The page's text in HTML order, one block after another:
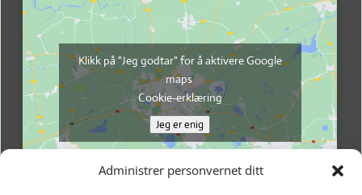
Administrer personvernet ditt
Klikk på "Jeg godtar" for å aktivere Google
maps
Cookie-erklæring
Jeg er enig